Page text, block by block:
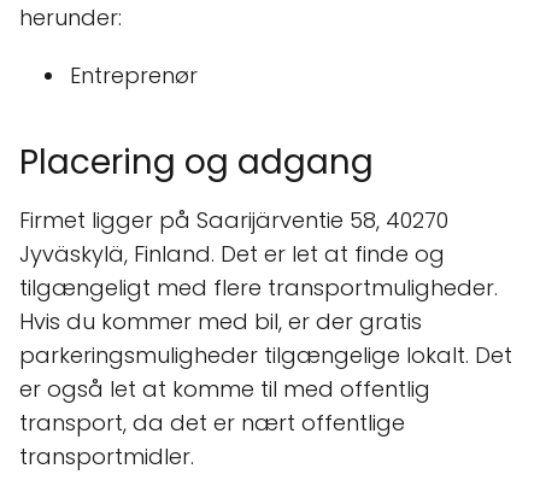
herunder:
Entreprenør
Placering og adgang
Firmet ligger på Saarijärventie 58, 40270
Jyväskylä, Finland. Det er let at finde og
tilgængeligt med flere transportmuligheder.
Hvis du kommer med bil, er der gratis
parkeringsmuligheder tilgængelige lokalt. Det
er også let at komme til med offentlig
transport, da det er nært offentlige
transportmidler.